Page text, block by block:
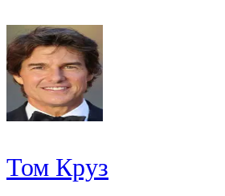
Том Круз